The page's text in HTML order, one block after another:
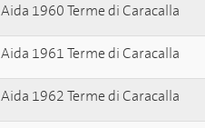
Aida 1960 Terme di Caracalla
Aida 1961 Terme di Caracalla
Aida 1962 Terme di Caracalla